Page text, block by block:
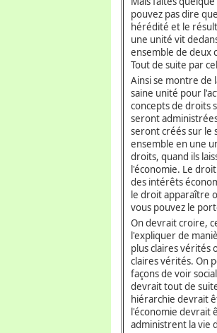
pouvez pas dire
hérédité et le
une unité vit
ensemble de deux
Tout de suite par
Ainsi se montre de
saine unité pour
concepts de droits
seront
seront créés sur le
ensemble en une
droits, quand ils
l'économie. Le
des intérêts
le droit apparaître
vous pouvez le
On devrait croire,
l'expliquer de
plus claires vérités
claires vérités. On
façons de voir
devrait tout de
hiérarchie devrait
l'économie devrait
administrent la vie